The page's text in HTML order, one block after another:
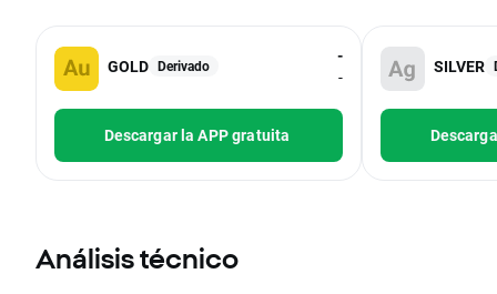
GOLD Derivado
-
-
Descargar la APP gratuita
SILVER
Análisis técnico